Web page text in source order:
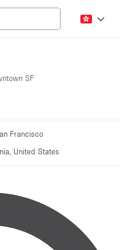
SF
Francisco
United States